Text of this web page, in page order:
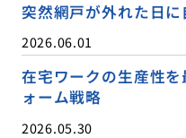
突然網戸が外れた日
2026.06.01
在宅ワークの生産性
ォーム戦略
2026.05.30